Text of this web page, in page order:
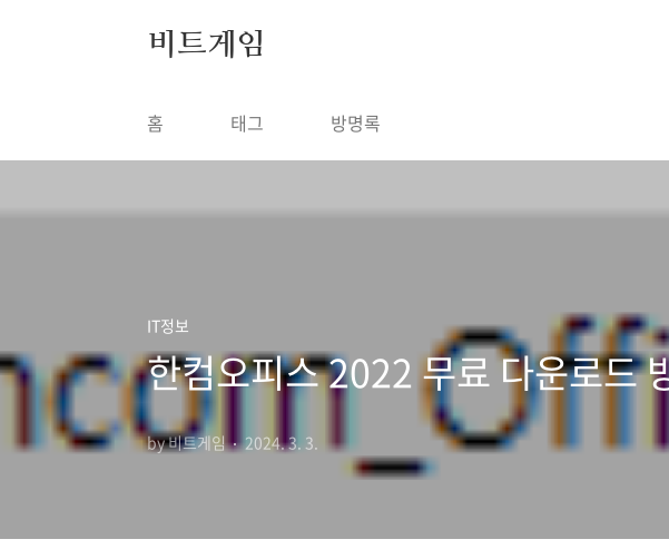
비트게임
홈 태그 방명록
IT정보
한컴오피스 2022 무료 다운로드
by 비트게임 2024. 3. 3.